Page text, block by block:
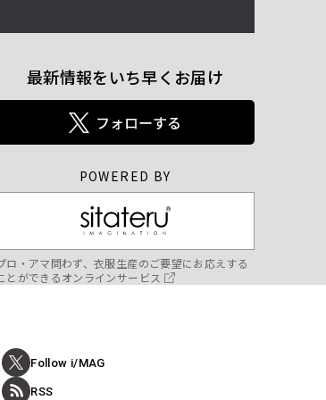
最新情報をいち早くお届け
POWERED BY
ロ・アマ問わず、衣服生産のご要望にお応えする
とができるオンラインサービス
Follow i/MAG
RSS